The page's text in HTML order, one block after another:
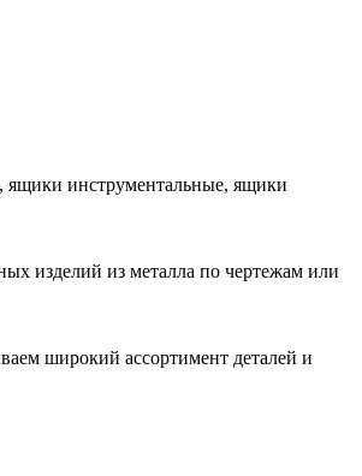
ящики инструментальные, ящики
изделий из металла по чертежам или
широкий ассортимент деталей и